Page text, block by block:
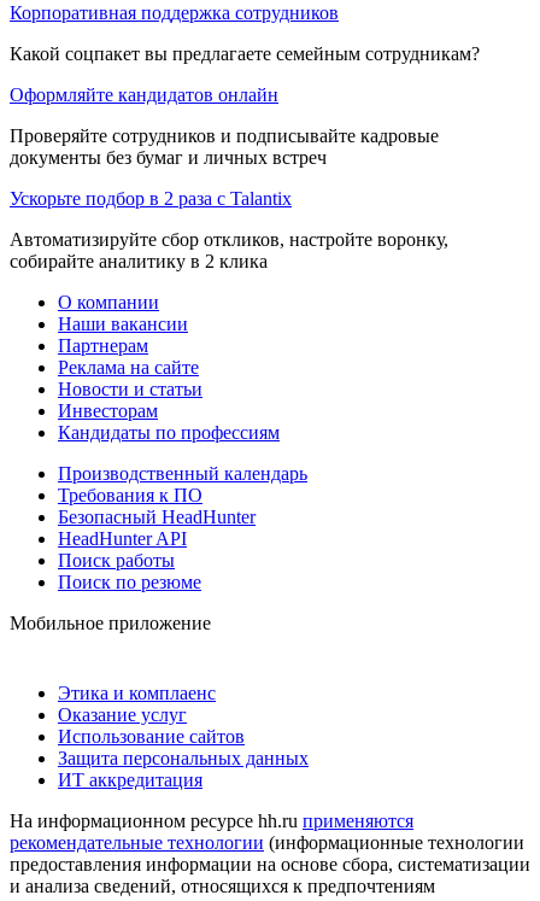
Корпоративная поддержка сотрудников
Какой соцпакет вы предлагаете семейным сотрудникам?
Оформляйте кандидатов онлайн
Проверяйте сотрудников и подписывайте кадровые
документы без бумаг и личных встреч
Ускорьте подбор в 2 раза с Talantix
Автоматизируйте сбор откликов, настройте воронку,
собирайте аналитику в 2 клика
О компании
Наши вакансии
Партнерам
Реклама на сайте
Новости и статьи
Инвесторам
Кандидаты по профессиям
Производственный календарь
Требования к ПО
Безопасный HeadHunter
HeadHunter API
Поиск работы
Поиск по резюме
Мобильное приложение
Этика и комплаенс
Оказание услуг
Использование сайтов
Защита персональных данных
ИТ аккредитация
На информационном ресурсе hh.ru применяются
рекомендательные технологии (информационные технологии
предоставления информации на основе сбора, систематизации
и анализа сведений, относящихся к предпочтениям